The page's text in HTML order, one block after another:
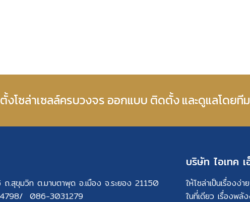
งโซล่าเซลล์ครบวงจร ออกแบบ ติดตั้ง และดูแลโดยที
.สุขุมวิท ต.มาบตาพุด อ.เมือง จ.ระยอง 21150
086-3031279
บริษัท ไอเทค
ให้โซล่าเป็นเรื่องง่
ในที่เดียว เรื่องพ